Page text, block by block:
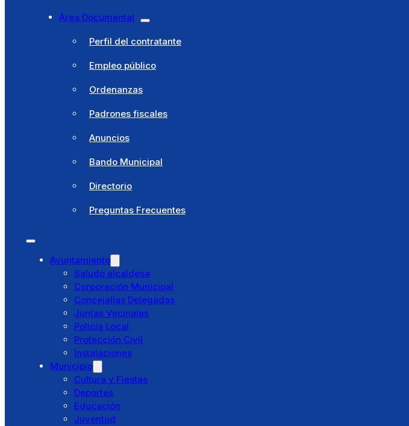
Ordenanzas
Padrones fiscales
Anuncios
Bando Municipal
Directorio
Preguntas Frecuentes
Área Documental
Perfil del contratante
Empleo público
Ordenanzas
Padrones fiscales
Anuncios
Bando Municipal
Directorio
Preguntas Frecuentes
Ayuntamiento
Saludo alcaldesa
Corporación Municipal
Concejalías Delegadas
Juntas Vecinales
Policía Local
Protección Civil
Instalaciones
Municipio
Cultura y Fiestas
Deportes
Educación
Juventud